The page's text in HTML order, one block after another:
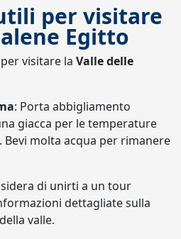
per visitare
Egitto
visitare la Valle delle
: Porta abbigliamento
giacca per le temperature
molta acqua per rimanere
di unirti a un tour
dettagliate sulla
valle.